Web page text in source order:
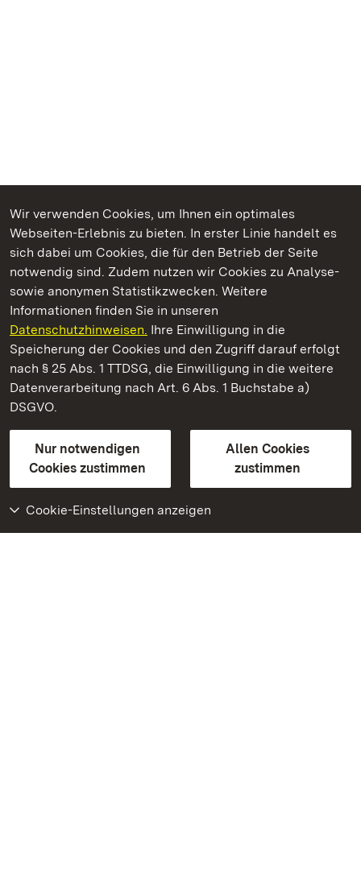
Wir verwenden Cookies, um Ihnen ein optimales
Webseiten-Erlebnis zu bieten. In erster Linie handelt es
sich dabei um Cookies, die für den Betrieb der Seite
notwendig sind. Zudem nutzen wir Cookies zu Analyse-
sowie anonymen Statistikzwecken. Weitere
Informationen finden Sie in unseren
Datenschutzhinweisen. Ihre Einwilligung in die
Speicherung der Cookies und den Zugriff darauf erfolgt
nach § 25 Abs. 1 TTDSG, die Einwilligung in die weitere
Datenverarbeitung nach Art. 6 Abs. 1 Buchstabe a)
DSGVO.
Nur notwendigen
Cookies zustimmen
Allen Cookies
zustimmen
Cookie-Einstellungen anzeigen
Kommen. Staunen. Genießen.
Kloster Schöntal
Staatliche Schlösser und Gärten Baden-Württemberg
Kontakt
GebärdenspracheLeichte Sprache
Erklärung zur Barrierefreiheit
BITV-konform (geprüfte Seiten)
Weiteres